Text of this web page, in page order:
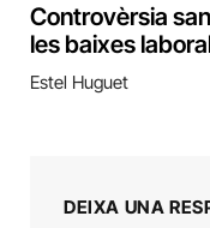
Controvèrsia
les baixes
Estel Huguet
DEIXA UNA